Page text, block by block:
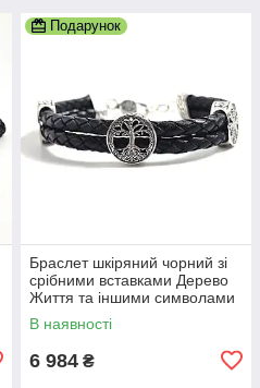
Подарунок
Браслет шкіряний чорний зі
срібними вставками Дерево
Життя та іншими символами
В наявності
6 984 ₴